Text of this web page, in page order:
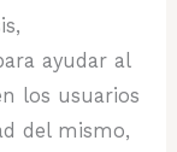
ayudar al
los usuarios
del mismo,